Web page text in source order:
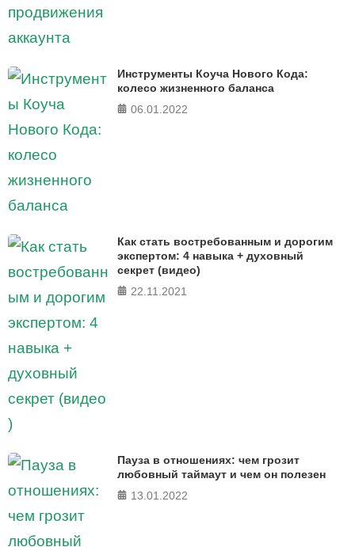
Инструменты Коуча Нового Кода:
колесо жизненного баланса
06.01.2022
Как стать востребованным и дорогим
экспертом: 4 навыка + духовный
секрет (видео)
22.11.2021
Пауза в отношениях: чем грозит
любовный таймаут и чем он полезен
13.01.2022